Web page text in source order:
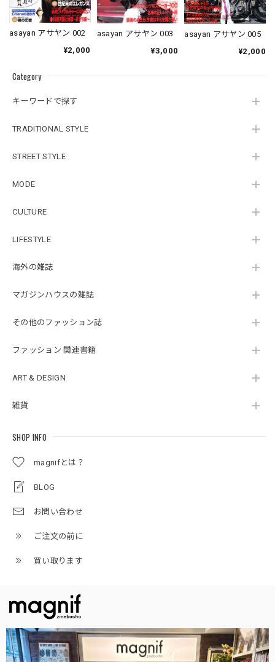
Category
キーワードで探す
TRADITIONAL STYLE
STREET STYLE
MODE
CULTURE
LIFESTYLE
海外の雑誌
マガジンハウスの雑誌
その他のファッション誌
ファッション 関連書籍
ART & DESIGN
雑貨
SHOP INFO
magnifとは？
BLOG
お問い合わせ
ご注文の前に
買い取ります
asayan アサヤン 002
¥2,000
asayan アサヤン 003
¥3,000
asayan アサヤン 005
¥2,000